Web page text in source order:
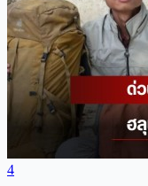
4